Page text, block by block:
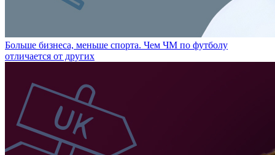
Больше бизнеса, меньше спорта. Чем ЧМ по футболу
отличается от других